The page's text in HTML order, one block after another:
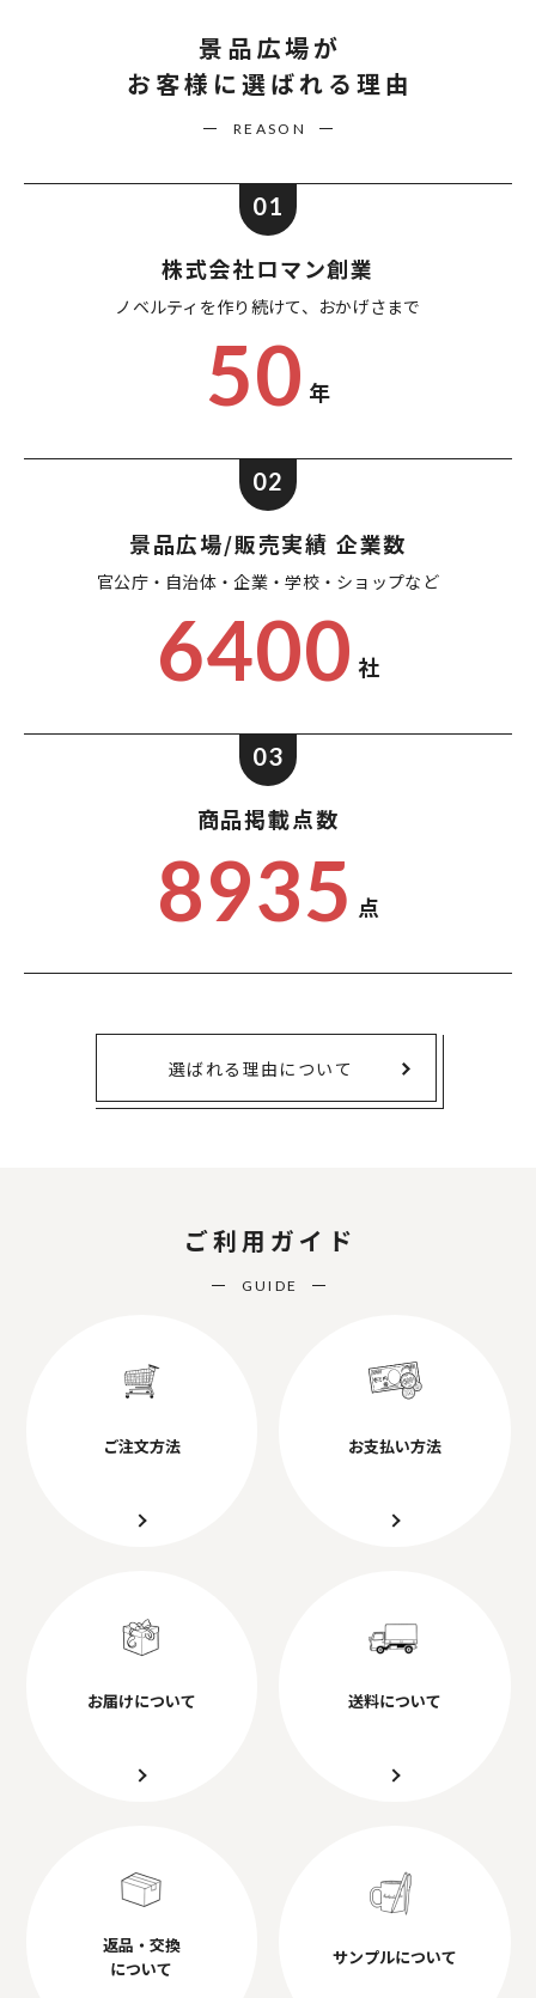
景品広場が
お客様に選ばれる理由
REASON
01
株式会社ロマン創業
ノベルティを作り続けて、 おかげさまで
50 年
02
景品広場/販売実績 企業数
官公庁・自治体・企業・学校・ショップなど
6400 社
03
商品掲載点数
8935 点
選ばれる理由について
ご利用ガイド
GUIDE
ご注文方法 お支払い方法
お届けについて 送料について
返品・交換
について
サンプルについて